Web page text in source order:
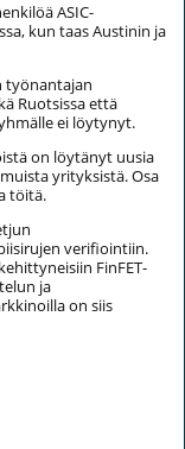
ASIC-
kun taas Austinin ja
työnantajan
Ruotsissa että
ei löytynyt.
on löytänyt uusia
yrityksistä. Osa
töitä.
verifiointiin.
FinFET-
ja
on siis